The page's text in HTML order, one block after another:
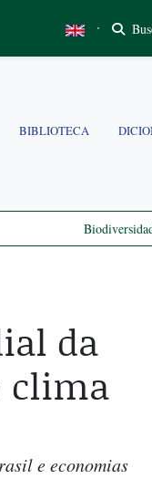
·
BIBLIOTECA
da
clima
e economias